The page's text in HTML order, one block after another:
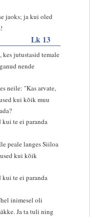
jaoks; ja kui oled
Lk 13
kes jutustasid temale
nende
neile: "Kas arvate,
kui kõik muu
te ei paranda
peale langes Siiloa
kui kõik
te ei paranda
inimesel oli
Ja ta tuli ning